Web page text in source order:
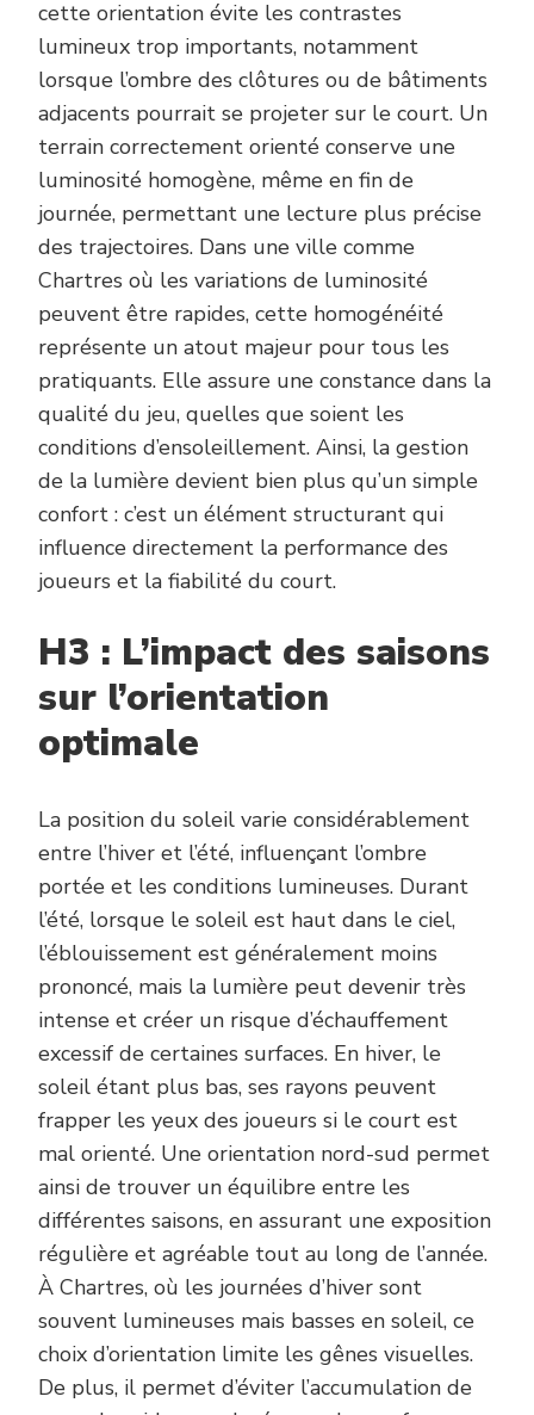
cette orientation évite les contrastes
lumineux trop importants, notamment
lorsque l’ombre des clôtures ou de bâtiments
adjacents pourrait se projeter sur le court. Un
terrain correctement orienté conserve une
luminosité homogène, même en fin de
journée, permettant une lecture plus précise
des trajectoires. Dans une ville comme
Chartres où les variations de luminosité
peuvent être rapides, cette homogénéité
représente un atout majeur pour tous les
pratiquants. Elle assure une constance dans la
qualité du jeu, quelles que soient les
conditions d’ensoleillement. Ainsi, la gestion
de la lumière devient bien plus qu’un simple
confort : c’est un élément structurant qui
influence directement la performance des
joueurs et la fiabilité du court.
H3 : L’impact des saisons
sur l’orientation
optimale
La position du soleil varie considérablement
entre l’hiver et l’été, influençant l’ombre
portée et les conditions lumineuses. Durant
l’été, lorsque le soleil est haut dans le ciel,
l’éblouissement est généralement moins
prononcé, mais la lumière peut devenir très
intense et créer un risque d’échauffement
excessif de certaines surfaces. En hiver, le
soleil étant plus bas, ses rayons peuvent
frapper les yeux des joueurs si le court est
mal orienté. Une orientation nord-sud permet
ainsi de trouver un équilibre entre les
différentes saisons, en assurant une exposition
régulière et agréable tout au long de l’année.
À Chartres, où les journées d’hiver sont
souvent lumineuses mais basses en soleil, ce
choix d’orientation limite les gênes visuelles.
De plus, il permet d’éviter l’accumulation de